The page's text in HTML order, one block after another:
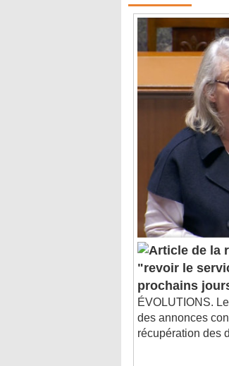
"revoir le
prochains
ÉVOLUTIONS.
des annonces
récupération des